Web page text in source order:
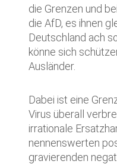
die Grenzen und
die AfD, es ihnen
Deutschland ach
könne sich
Ausländer.
Dabei ist eine
Virus überall
irrationale
nennenswerten
gravierenden